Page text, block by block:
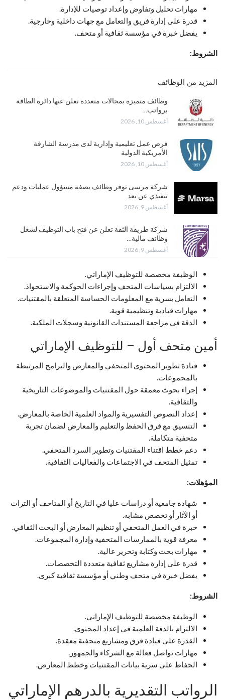
مهارات تحليل وتفاوض وإعداد توصيات للإدارة.
قدرة على إدارة فريق والتعامل مع جهات داخلية وخارجية.
يفضل خبرة في مؤسسة ثقافية أو متحف.
الشروط:
المزيد من الوظائف
وظائف متميزة بمجالات متعددة تعلن عنها دائرة الطاقة
برواتب…
أغسطس 10, 2026
فرص عمل تعليمية وإدارية لدى مدرسة الشارقة
الأمريكية الدولية
أغسطس 10, 2026
شركة مرسى توفر وظائف بصفة مسؤول عمليات ودعم
تنفيذي عن بعد
أغسطس 9, 2026
شركة طريقة الثقة تعلن عن فتح باب التوظيف لشغل
وظائف مالية…
أغسطس 9, 2026
الوظيفة مخصصة للتوظيف الإماراتي.
الالتزام بسياسات المتحف وإجراءات الحوكمة والاستحواذ.
التعامل بسرية مع المعلومات الحساسة المتعلقة بالمقتنيات.
مهارات قيادية وتنظيمية قوية.
الدقة في مراجعة المستندات القانونية وسجلات الملكية.
أمين متحف أول – للتوظيف الإماراتي
قيادة تطوير المحتوى المتحفي والمعارض والبرامج المرتبطة
بالمجموعات.
إجراء بحوث معمقة حول المقتنيات والموضوعات التاريخية
والثقافية.
إعداد النصوص التفسيرية والمواد العلمية الخاصة بالمعارض.
التنسيق مع فرق الحفظ والتعليم والمعارض لضمان تجربة
متحفية متكاملة.
دعم خطط اقتناء المقتنيات وتطوير السرد المتحفي.
تمثيل المتحف في الاجتماعات والفعاليات الثقافية.
المؤهلات:
شهادة جامعية أو دراسات عليا في التاريخ أو المتاحف أو التراث
أو الآثار أو تخصص مشابه.
خبرة في العمل المتحفي أو تنظيم المعارض أو البحث الثقافي.
معرفة قوية بالممارسات المتحفية وإدارة المجموعات.
مهارات بحث وكتابة وتحرير عالية.
قدرة على إدارة مشاريع ثقافية متعددة التخصصات.
يفضل خبرة في متحف وطني أو مؤسسة ثقافية كبرى.
الشروط:
الوظيفة مخصصة للتوظيف الإماراتي.
الالتزام بالدقة العلمية في إعداد المحتوى.
القدرة على قيادة فرق ومشاريع متحفية معقدة.
مهارات تواصل فعالة مع الشركاء والجمهور.
الحفاظ على سرية بيانات المقتنيات وخطط المعارض.
الرواتب التقديرية بالدرهم الإماراتي